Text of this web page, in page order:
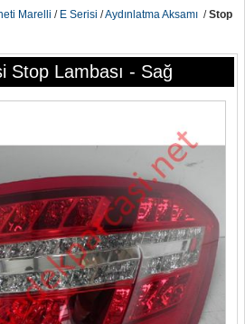
Marelli / E Serisi /Aydınlatma Aksamı /Stop
Stop Lambası - Sağ